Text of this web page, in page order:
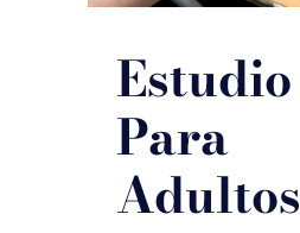
Estudio
Para
Adultos